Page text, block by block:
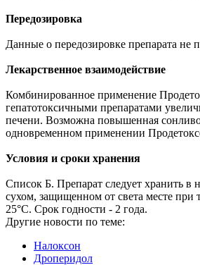
Передозировка
Данные о передозировке препарата не
Лекарственное взаимодействие
Комбинированное применение
гепатотоксичными препаратами
печени. Возможна повышенная
одновременном применении
Условия и сроки хранения
Список Б. Препарат следует хранить в
сухом, защищенном от света месте при
25°С. Срок годности - 2 года.
Другие новости по теме:
Налоксон
Дроперидол